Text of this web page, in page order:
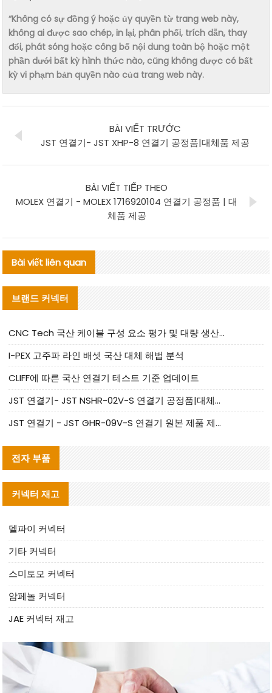
“Không có sự đồng ý hoặc ủy quyền từ trang web này,
không ai được sao chép, in lại, phân phối, trích dẫn, thay
đổi, phát sóng hoặc công bố nội dung toàn bộ hoặc một
phần dưới bất kỳ hình thức nào, cũng không được có bất
kỳ vi phạm bản quyền nào của trang web này.
BÀI VIẾT TRƯỚC
JST 연결기- JST XHP-8 연결기 공정품|대체품 제공
BÀI VIẾT TIẾP THEO
MOLEX 연결기 - MOLEX 1716920104 연결기 공정품 | 대
체품 제공
Bài viết liên quan
브랜드 커넥터
CNC Tech 국산 케이블 구성 요소 평가 및 대량 생산 적합성 가이드
I-PEX 고주파 라인 배셋 국산 대체 해법 분석
CLIFF에 따른 국산 연결기 테스트 기준 업데이트
JST 연결기- JST NSHR-02V-S 연결기 공정품|대체품 제공
JST 연결기 - JST GHR-09V-S 연결기 원본 제품 제공 | 대체품 제공
전자 부품
커넥터 재고
델파이 커넥터
기타 커넥터
스미토모 커넥터
암페놀 커넥터
JAE 커넥터 재고